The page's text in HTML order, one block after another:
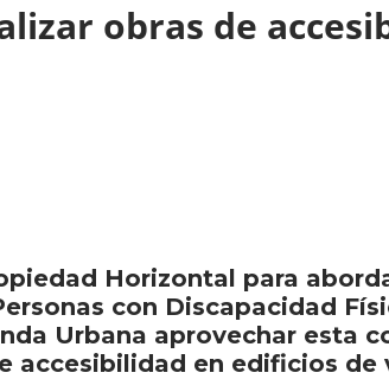
obras de
Horizontal para
con Discapacidad
Urbana aprovechar esta
accesibilidad en edificios de